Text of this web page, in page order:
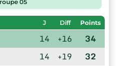
05
J Diff Points
14 +16 34
14 +19 32